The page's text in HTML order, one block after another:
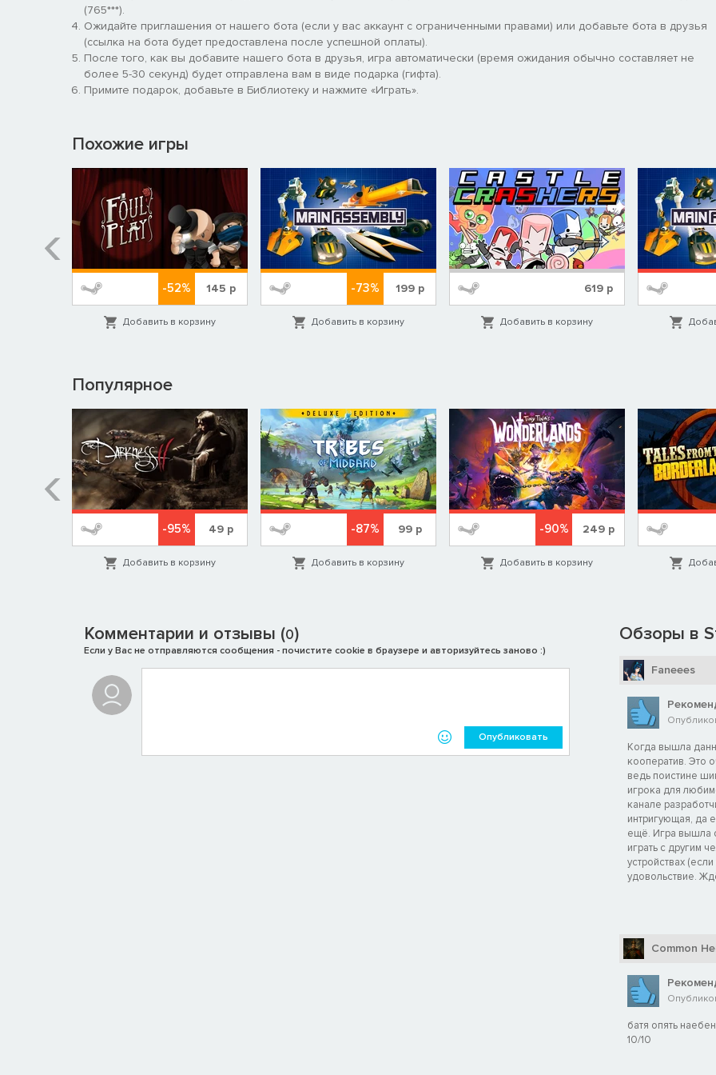
(765***).
Ожидайте приглашения от нашего бота (если у вас аккаунт с ограниченными правами) или добавьте бота в друзья
(ссылка на бота будет предоставлена после успешной оплаты).
После того, как вы добавите нашего бота в друзья, игра автоматически (время ожидания обычно составляет не
более 5-30 секунд) будет отправлена вам в виде подарка (гифта).
Примите подарок, добавьте в Библиотеку и нажмите «Играть».
Похожие игры
-52% 145 р
Добавить в корзину
-73% 199р
Добавить в корзину
619р
Добавить в корзину
Популярное
-95% 49 р
Добавить в корзину
-87% 99р
Добавить в корзину
-90% 249р
Добавить в корзину
Комментарии и отзывы (0)
Если у Вас не отправляются сообщения - почистите cookie в браузере и авторизуйтесь заново :)
Опубликовать
Обзоры в
Faneees
Когда вышла
кооператив. Это
ведь поистине
игрока для
канале
интригующая, да
ещё. Игра вышла
играть с другим
устройствах
удовольствие.
Common
батя опять
10/10